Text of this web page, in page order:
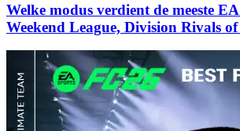
Welke modus verdient de meeste
Weekend League, Division Rivals